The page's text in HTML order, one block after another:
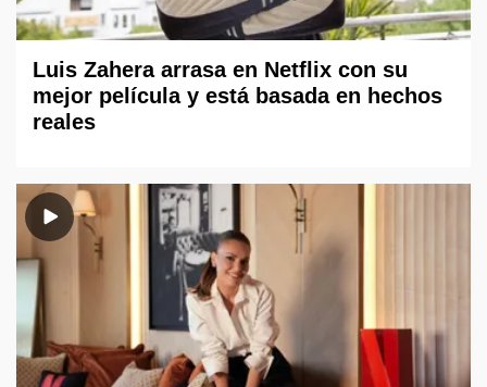
Luis Zahera arrasa en Netflix con su
mejor película y está basada en hechos
reales